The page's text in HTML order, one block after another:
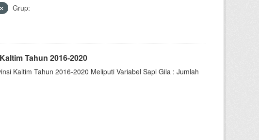
Grup:
Tahun 2016-2020
Kaltim Tahun 2016-2020 Meliputi Variabel Sapi Gila : Jumlah